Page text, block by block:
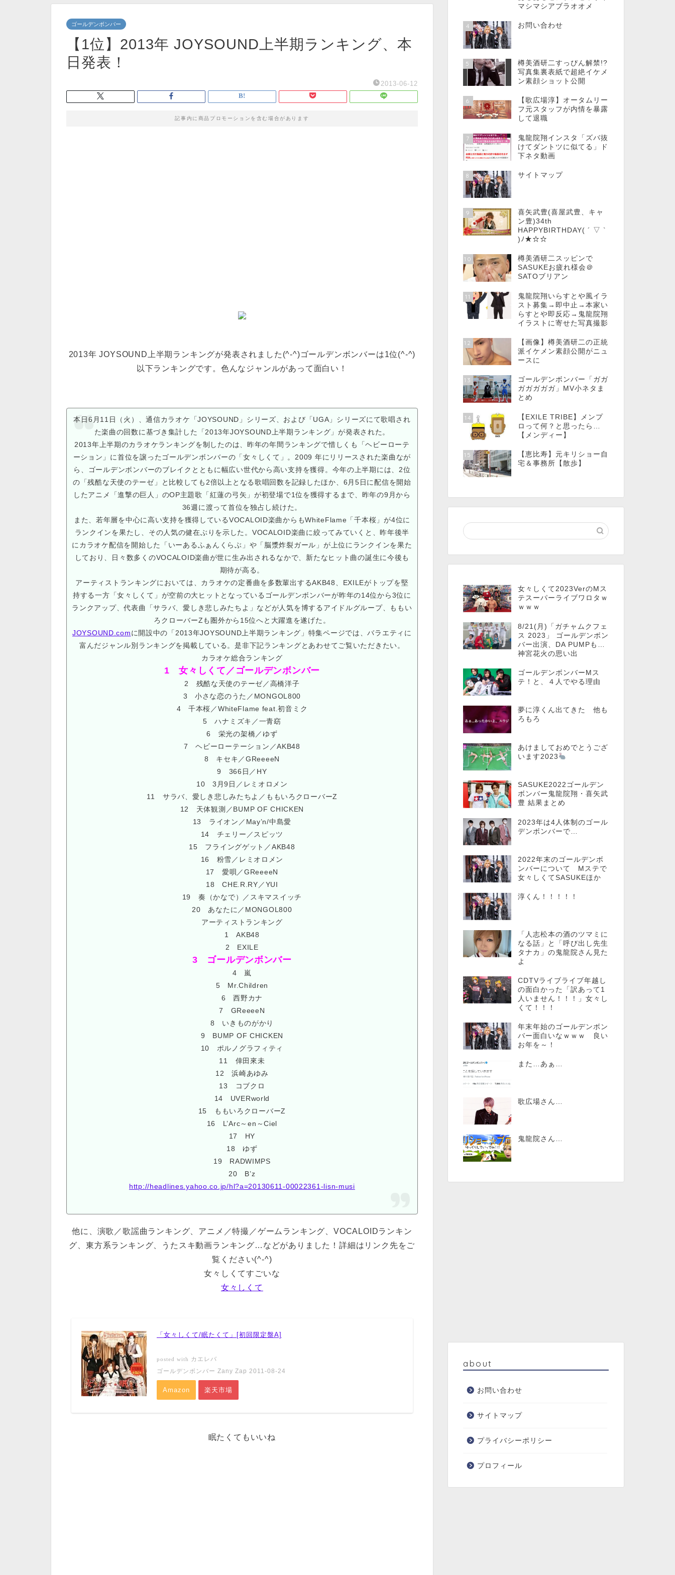
ゴールデンボンバー
【1位】2013年 JOYSOUND上半期ランキング、本
日発表！
2013-06-12
記事内に商品プロモーションを含む場合があります
2013年 JOYSOUND上半期ランキングが発表されました(^-^)ゴールデンボンバーは1位(^-^)
以下ランキングです。色んなジャンルがあって面白い！
本日6月11日（火）、通信カラオケ「JOYSOUND」シリーズ、および「UGA」シリーズにて歌唱され
た楽曲の回数に基づき集計した「2013年JOYSOUND上半期ランキング」が発表された。
2013年上半期のカラオケランキングを制したのは、昨年の年間ランキングで惜しくも「ヘビーローテ
ーション」に首位を譲ったゴールデンボンバーの「女々しくて」。2009 年にリリースされた楽曲なが
ら、ゴールデンボンバーのブレイクとともに幅広い世代から高い支持を獲得。今年の上半期には、2位
の「残酷な天使のテーゼ」と比較しても2倍以上となる歌唱回数を記録したほか、6月5日に配信を開始
したアニメ「進撃の巨人」のOP主題歌「紅蓮の弓矢」が初登場で1位を獲得するまで、昨年の9月から
36週に渡って首位を独占し続けた。
また、若年層を中心に高い支持を獲得しているVOCALOID楽曲からもWhiteFlame「千本桜」が4位に
ランクインを果たし、その人気の健在ぶりを示した。VOCALOID楽曲に絞ってみていくと、昨年後半
にカラオケ配信を開始した「いーあるふぁんくらぶ」や「脳漿炸裂ガール」が上位にランクインを果た
しており、日々数多くのVOCALOID楽曲が世に生み出されるなかで、新たなヒット曲の誕生に今後も
期待が高る。
アーティストランキングにおいては、カラオケの定番曲を多数輩出するAKB48、EXILEがトップを堅
持する一方「女々しくて」が空前の大ヒットとなっているゴールデンボンバーが昨年の14位から3位に
ランクアップ、代表曲「サラバ、愛しき悲しみたちよ」などが人気を博するアイドルグループ、ももい
ろクローバーZも圏外から15位へと大躍進を遂げた。
JOYSOUND.comに開設中の「2013年JOYSOUND上半期ランキング」特集ページでは、バラエティに
富んだジャンル別ランキングを掲載している。是非下記ランキングとあわせてご覧いただきたい。
カラオケ総合ランキング
1 女々しくて／ゴールデンボンバー
2 残酷な天使のテーゼ／高橋洋子
3 小さな恋のうた／MONGOL800
4 千本桜／WhiteFlame feat.初音ミク
5 ハナミズキ／一青窈
6 栄光の架橋／ゆず
7 ヘビーローテーション／AKB48
8 キセキ／GReeeeN
9 366日／HY
10 3月9日／レミオロメン
11 サラバ、愛しき悲しみたちよ／ももいろクローバーZ
12 天体観測／BUMP OF CHICKEN
13 ライオン／May’n/中島愛
14 チェリー／スピッツ
15 フライングゲット／AKB48
16 粉雪／レミオロメン
17 愛唄／GReeeeN
18 CHE.R.RY／YUI
19 奏（かなで）／スキマスイッチ
20 あなたに／MONGOL800
アーティストランキング
1 AKB48
2 EXILE
3 ゴールデンボンバー
4 嵐
5 Mr.Children
6 西野カナ
7 GReeeeN
8 いきものがかり
9 BUMP OF CHICKEN
10 ポルノグラフィティ
11 倖田來未
12 浜崎あゆみ
13 コブクロ
14 UVERworld
15 ももいろクローバーZ
16 L’Arc～en～Ciel
17 HY
18 ゆず
19 RADWIMPS
20 B’z
http://headlines.yahoo.co.jp/hl?a=20130611-00022361-lisn-musi
他に、演歌／歌謡曲ランキング、アニメ／特撮／ゲームランキング、VOCALOIDランキン
グ、東方系ランキング、うたスキ動画ランキング…などがありました！詳細はリンク先をご
覧ください(^-^)
女々しくてすごいな
女々しくて
「女々しくて/眠たくて」[初回限定盤A]
posted with カエレバ
ゴールデンボンバー Zany Zap 2011-08-24
Amazon 楽天市場
眠たくてもいいね
マシマシアブラオオメ
4 お問い合わせ
5
樽美酒研二すっぴん解禁!?
写真集裏表紙で超絶イケメ
ン素顔ショット公開
6
【歌広場淳】オータムリー
フ元スタッフが内情を暴露
して退職
7
鬼龍院翔インスタ「ズバ抜
けてダントツに似てる」ド
下ネタ動画
8 サイトマップ
9
喜矢武豊(喜屋武豊、キャ
ン豊)34th
HAPPYBIRTHDAY( ´ ▽ `
)ﾉ★☆☆
10
樽美酒研二スッピンで
SASUKEお疲れ様会＠
SATOブリアン
11
鬼龍院翔いらすとや風イラ
スト募集→即中止→本家い
らすとや即反応→鬼龍院翔
イラストに寄せた写真撮影
12
【画像】樽美酒研二の正統
派イケメン素顔公開がニュ
ースに
13
ゴールデンボンバー「ガガ
ガガガガガ」MV小ネタま
とめ
14
【EXILE TRIBE】メンプ
ロって何？と思ったら…
【メンディー】
15
【恵比寿】元キリショー自
宅＆事務所【散歩】
女々しくて2023VerのMス
テスーパーライブワロタｗ
ｗｗｗ
8/21(月)「ガチャムクフェ
ス 2023」 ゴールデンボン
バー出演、DA PUMPも…
神宮花火の思い出
ゴールデンボンバーMス
テ！と、４人でやる理由
夢に淳くん出てきた 他も
ろもろ
あけましておめでとうござ
います2023
SASUKE2022ゴールデン
ボンバー鬼龍院翔・喜矢武
豊 結果まとめ
2023年は4人体制のゴール
デンボンバーで…
2022年末のゴールデンボ
ンバーについて Mステで
女々しくてSASUKEほか
淳くん！！！！！
「人志松本の酒のツマミに
なる話」と「呼び出し先生
タナカ」の鬼龍院さん見た
よ
CDTVライブライブ年越し
の面白かった「訳あって1
人いません！！！」女々し
くて！！！
年末年始のゴールデンボン
バー面白いなｗｗｗ 良い
お年を～！
また…あぁ…
歌広場さん…
鬼龍院さん…
about
お問い合わせ
サイトマップ
プライバシーポリシー
プロフィール